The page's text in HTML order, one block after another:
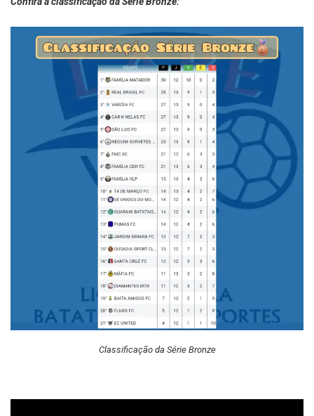
Confira a classificação da Série Bronze:
Classificação da Série Bronze